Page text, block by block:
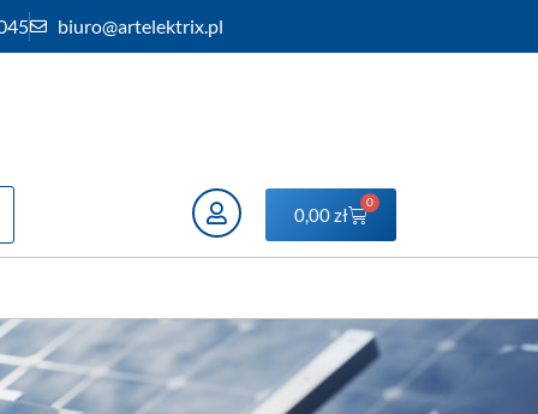
biuro@artelektrix.pl
0,00zł
0